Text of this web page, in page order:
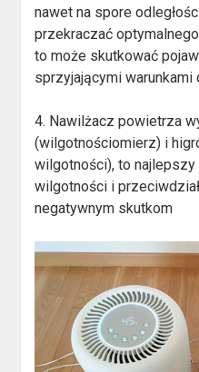
nawet na spore
przekraczać
to może skutkować
sprzyjającymi warunkami
4. Nawilżacz powietrza
(wilgotnościomierz) i
wilgotności), to
wilgotności i
negatywnym skutkom